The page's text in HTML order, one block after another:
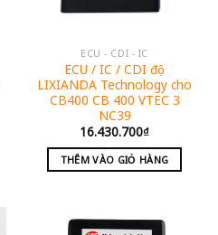
ECU - CDI - IC
ECU / IC / CDI độ
LIXIANDA Technology cho
CB400 CB 400 VTEC 3
NC39
16.430.700₫
THÊM VÀO GIỎ HÀNG